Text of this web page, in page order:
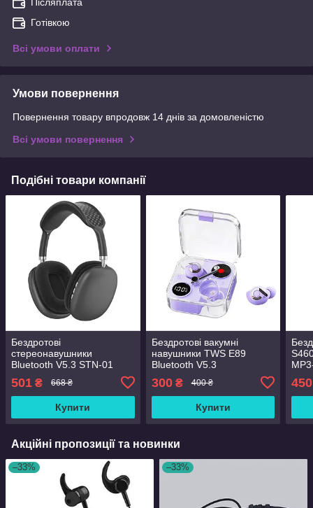
Післяплата
Готівкою
Всі умови оплати
Умови повернення
Повернення товару впродовж 14 днів за домовленістю
Всі умови повернення
Подібні товари компанії
Бездротові
стереонавушники
Bluetooth V5.3 STN-01
501 ₴ 668 ₴
Купити
Бездротові вакумні
навушники TWS E89
Bluetooth V5.3
300₴ 400 ₴
Купити
450
Акційні пропозиції та новинки
–33% –33%